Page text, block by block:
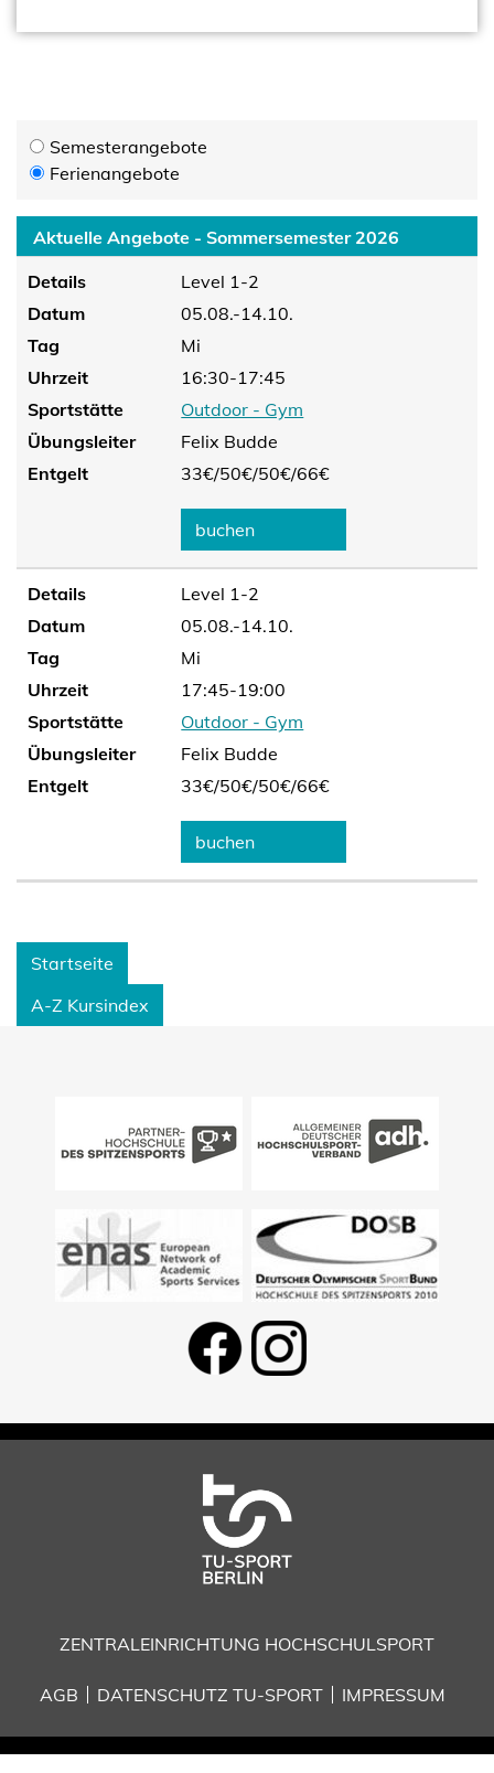
Semesterangebote
Ferienangebote
Aktuelle Angebote - Sommersemester 2026
Details
Level 1-2
Datum
05.08.-14.10.
Tag
Mi
Uhrzeit
16:30-17:45
Sportstätte
Outdoor - Gym
Übungsleiter
Felix Budde
Entgelt
33€/50€/50€/66€
buchen
Details
Level 1-2
Datum
05.08.-14.10.
Tag
Mi
Uhrzeit
17:45-19:00
Sportstätte
Outdoor - Gym
Übungsleiter
Felix Budde
Entgelt
33€/50€/50€/66€
buchen
Startseite
A-Z Kursindex
ZENTRALEINRICHTUNG HOCHSCHULSPORT
AGB DATENSCHUTZ TU-SPORT IMPRESSUM